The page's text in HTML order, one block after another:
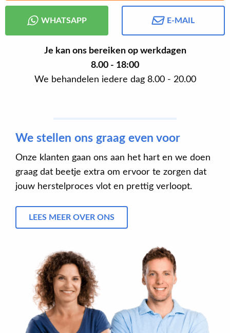
WHATSAPP E-MAIL
Je kan ons bereiken op werkdagen
8.00 - 18:00
We behandelen iedere dag 8.00 - 20.00
We stellen ons graag even voor
Onze klanten gaan ons aan het hart en we doen
graag dat beetje extra om ervoor te zorgen dat
jouw herstelproces vlot en prettig verloopt.
LEES MEER OVER ONS